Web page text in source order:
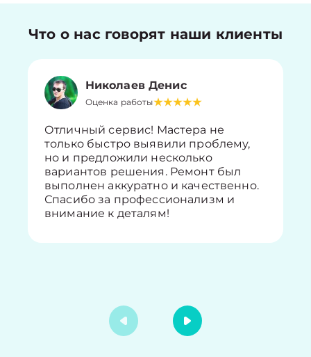
Что о нас говорят наши клиенты
Николаев Денис
Оценка работы
Отличный сервис! Мастера не
только быстро выявили проблему,
но и предложили несколько
вариантов решения. Ремонт был
выполнен аккуратно и качественно.
Спасибо за профессионализм и
внимание к деталям!